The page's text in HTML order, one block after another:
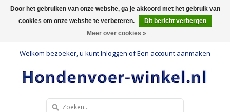
Welkom bezoeker, u kuntInloggen ofEen account aanmaken
Door het gebruiken van onze website, ga je akkoord met het gebruik van
cookies om onze website te verbeteren.
Dit bericht verbergen
Meer over cookies »